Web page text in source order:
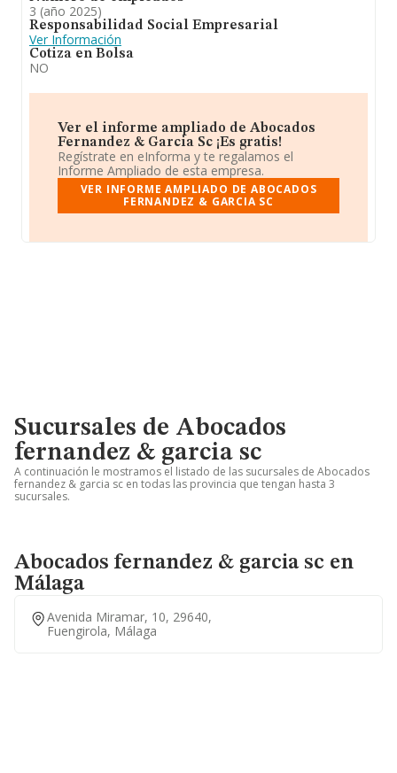
3 (año 2025)
Responsabilidad Social Empresarial
Ver Información
Cotiza en Bolsa
NO
Ver el informe ampliado de Abocados
Fernandez & Garcia Sc ¡Es gratis!
Regístrate en eInforma y te regalamos el
Informe Ampliado de esta empresa.
VER INFORME AMPLIADO DE ABOCADOS
FERNANDEZ & GARCIA SC
Sucursales de Abocados
fernandez & garcia sc
A continuación le mostramos el listado de las sucursales de Abocados
fernandez & garcia sc en todas las provincia que tengan hasta 3
sucursales.
Abocados fernandez & garcia sc en
Málaga
Avenida Miramar, 10, 29640,
Fuengirola, Málaga